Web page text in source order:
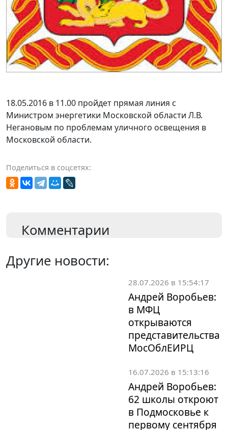
18.05.2016 в 11.00 пройдет прямая линия с
Министром энергетики Московской области Л.В.
Негановым по проблемам уличного освещения в
Московской области.
Поделиться в соцсетях:
Комментарии
Другие новости:
28.07.2026 в 15:54:17
Андрей Воробьев:
в МФЦ
открываются
представительства
МосОблЕИРЦ
16.07.2026 в 15:13:16
Андрей Воробьев:
62 школы откроют
в Подмосковье к
первому сентября